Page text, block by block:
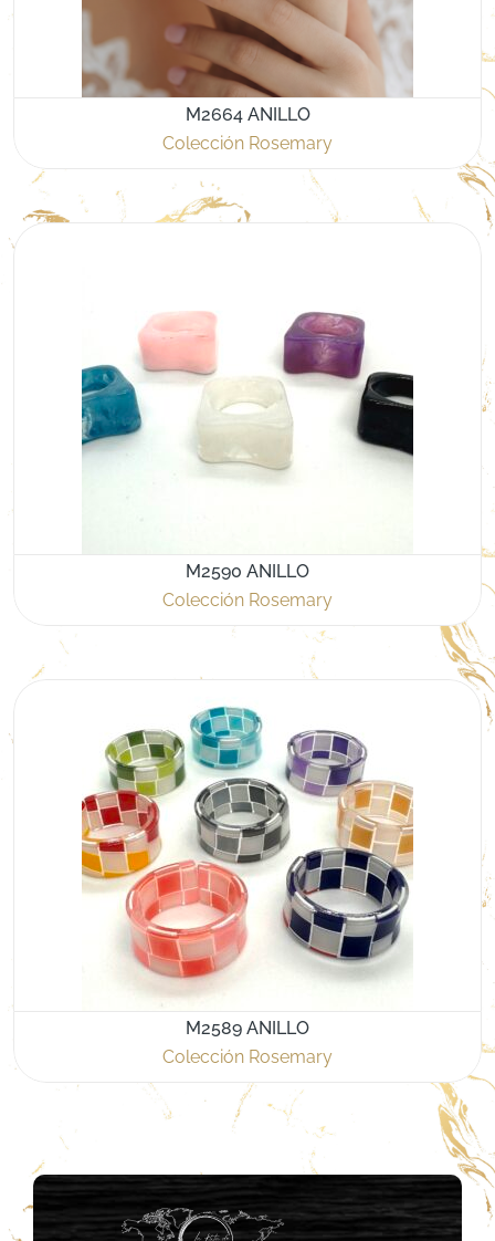
M2664 ANILLO
Colección Rosemary
M2590 ANILLO
Colección Rosemary
M2589 ANILLO
Colección Rosemary